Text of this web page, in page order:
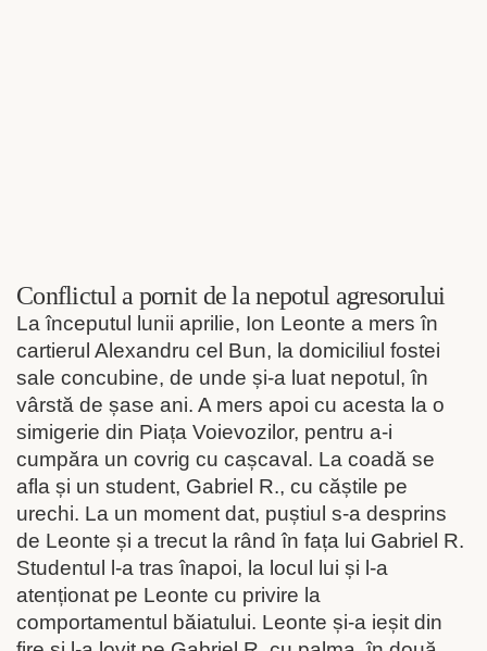
Conflictul a pornit de la nepotul agresorului
La începutul lunii aprilie, Ion Leonte a mers în
cartierul Alexandru cel Bun, la domiciliul fostei
sale concubine, de unde și-a luat nepotul, în
vârstă de șase ani. A mers apoi cu acesta la o
simigerie din Piața Voievozilor, pentru a-i
cumpăra un covrig cu cașcaval. La coadă se
afla și un student, Gabriel R., cu căștile pe
urechi. La un moment dat, puștiul s-a desprins
de Leonte și a trecut la rând în fața lui Gabriel R.
Studentul l-a tras înapoi, la locul lui și l-a
atenționat pe Leonte cu privire la
comportamentul băiatului. Leonte și-a ieșit din